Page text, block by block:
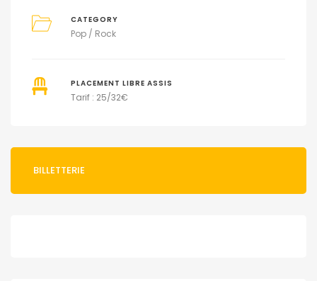
CATEGORY
Pop / Rock
PLACEMENT LIBRE ASSIS
Tarif : 25/32€
BILLETTERIE